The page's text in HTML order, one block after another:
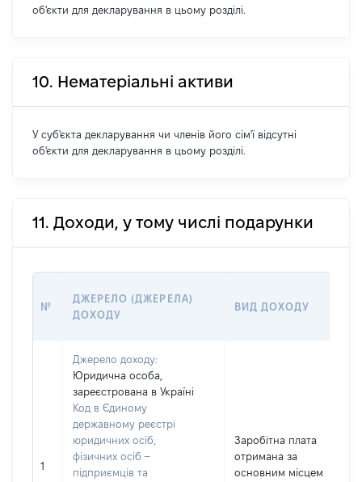
об'єкти для декларування в цьому розділі.
10. Нематеріальні активи
У суб'єкта декларування чи членів його сім'ї відсутні
об'єкти для декларування в цьому розділі.
11. Доходи, у тому числі подарунки
№
ДЖЕРЕЛО (ДЖЕРЕЛА)
ДОХОДУ
ВИД ДОХОДУ
1
Джерело доходу:
Юридична особа,
зареєстрована в Україні
Код в Єдиному
державному реєстрі
юридичних осіб,
фізичних осіб –
підприємців та
Заробітна плата
отримана за
основним місцем